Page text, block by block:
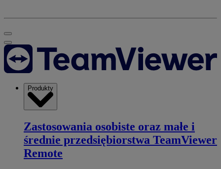
Produkty
Zastosowania osobiste oraz małe i
średnie przedsiębiorstwa TeamViewer
Remote